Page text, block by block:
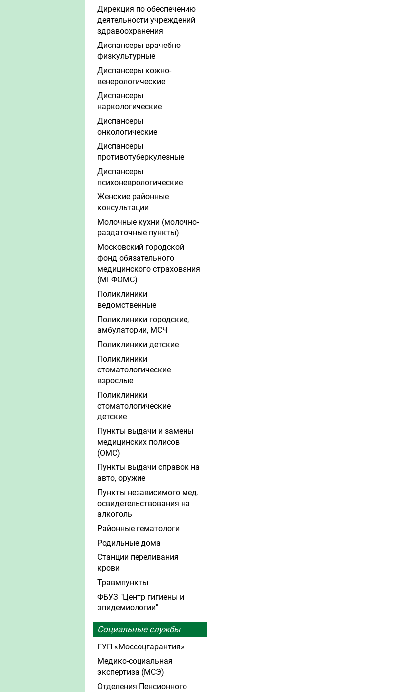
Дирекция по обеспечению
деятельности учреждений
здравоохранения
Диспансеры врачебно-
физкультурные
Диспансеры кожно-
венерологические
Диспансеры
наркологические
Диспансеры
онкологические
Диспансеры
противотуберкулезные
Диспансеры
психоневрологические
Женские районные
консультации
Молочные кухни (молочно-
раздаточные пункты)
Московский городской
фонд обязательного
медицинского страхования
(МГФОМС)
Поликлиники
ведомственные
Поликлиники городские,
амбулатории, МСЧ
Поликлиники детские
Поликлиники
стоматологические
взрослые
Поликлиники
стоматологические
детские
Пункты выдачи и замены
медицинских полисов
(ОМС)
Пункты выдачи справок на
авто, оружие
Пункты независимого мед.
освидетельствования на
алкоголь
Районные гематологи
Родильные дома
Станции переливания
крови
Травмпункты
ФБУЗ "Центр гигиены и
эпидемиологии"
Социальные службы
ГУП «Моссоцгарантия»
Медико-социальная
экспертиза (МСЭ)
Отделения Пенсионного